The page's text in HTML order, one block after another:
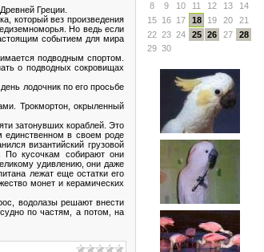
Греции.
который вез произведения
Но ведь если
событием для мира
подводным спортом.
о подводных сокровищах
лодочник по его просьбе
Трокмортон, окрыленный
затонувших кораблей. Это
единственном в своем роде
византийский грузовой
По кусочкам собирают они
удивлению, они даже
лежат еще остатки его
монет и керамических
водолазы решают внести
по частям, а потом, на
8
9 10 11 12 13
14
15 16 17 18 19 20
21
22 23 24 25 26 27
28
29 30